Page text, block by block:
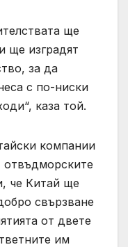
ще
ще изградят
за да
с по-ниски
каза той.
компании
отвъдморските
че Китай ще
свързване
от двете
им